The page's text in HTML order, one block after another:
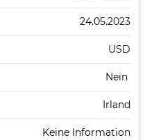
24.05.2023
USD
Nein
Irland
Keine Information